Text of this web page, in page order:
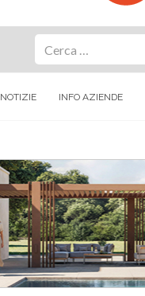
NOTIZIE INFO AZIENDE